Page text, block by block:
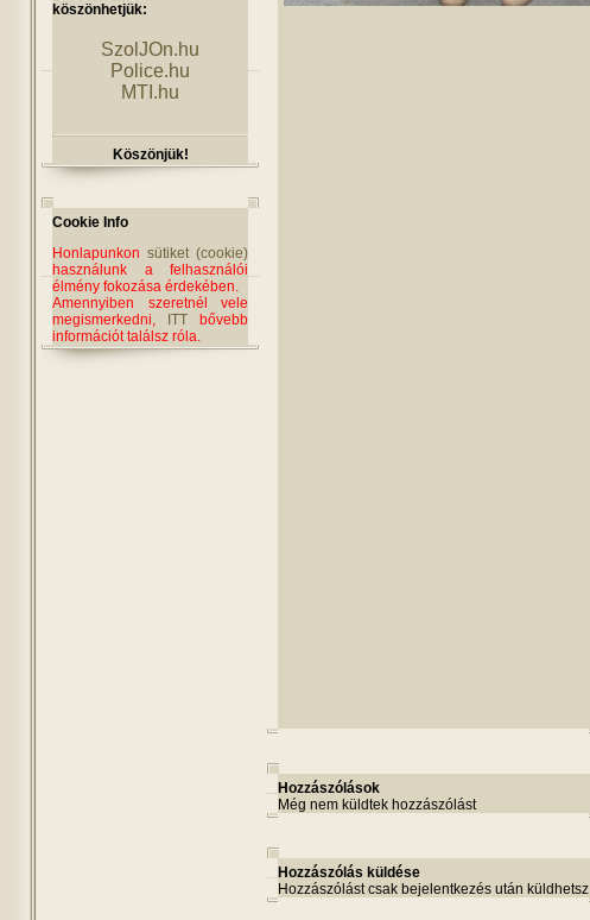
köszönhetjük:
SzolJOn.hu
Police.hu
MTI.hu
Köszönjük!
Cookie Info
Honlapunkon sütiket (cookie)
használunk a felhasználói
élmény fokozása érdekében.
Amennyiben szeretnél vele
megismerkedni,
ITT bővebb
információt találsz róla.
Hozzászólások
Még nem küldtek hozzászólást
Hozzászólás küldése
Hozzászólást csak bejelentkezés után küldhetsz